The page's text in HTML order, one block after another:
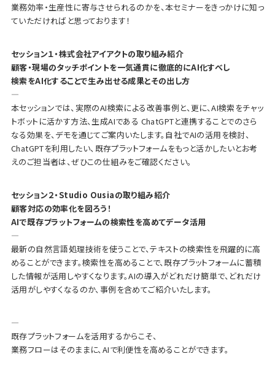
業務効率・生産性に寄与させられるのかを、本セミナーをきっかけに知っ
ていただければと思っております！
セッション１・株式会社アイアクトの取り組み紹介
顧客・現場のタッチポイントを一気通貫に徹底的にAI化すべし
検索をAI化することで生み出せる成果とその出し方
—
本セッションでは、実際のAI検索による改善事例と、更に、AI検索をチャッ
トボットに活かす方法、生成AIである ChatGPTと連携することでのさら
なる効果を、デモを通じてご案内いたします。自社でAIの活用を検討、
ChatGPTを利用したい、既存プラットフォームをもっと活かしたいとお考
えのご担当者は、ぜひこの仕組みをご確認ください。
セッション２・Studio Ousiaの取り組み紹介
顧客対応の効率化を図ろう！
AIで既存プラットフォームの検索性を高めてデータ活用
—
最新の自然言語処理技術を使うことで、テキストの検索性を飛躍的に高
めることができます。検索性を高めることで、既存プラットフォームに蓄積
した情報が活用しやすくなります。AIの導入がどれだけ簡単で、どれだけ
活用がしやすくなるのか、事例を含めてご紹介いたします。
—
既存プラットフォームを活用するからこそ、
業務フローはそのままに、AIで利便性を高めることができます。